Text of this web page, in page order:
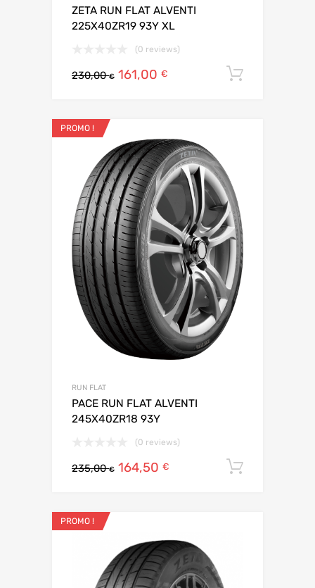
ZETA RUN FLAT ALVENTI
225X40ZR19 93Y XL
(0 reviews)
230,00€ 161,00 €
PROMO !
RUN FLAT
PACE RUN FLAT ALVENTI
245X40ZR18 93Y
(0 reviews)
235,00€ 164,50 €
PROMO !